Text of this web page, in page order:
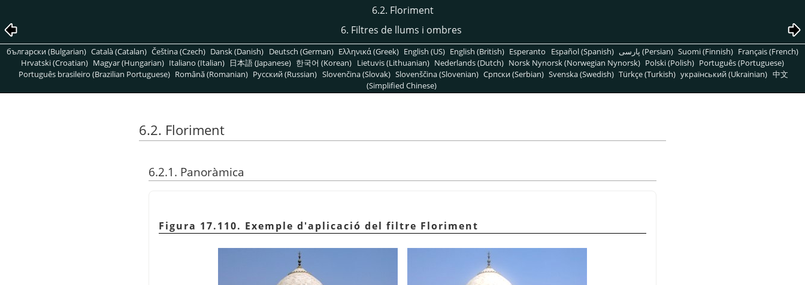
6.2. Floriment
6. Filtres de llums i ombres
български (Bulgarian) Català (Catalan) Čeština (Czech) Dansk (Danish) Deutsch (German) Ελληνικά (Greek) English (US) English (British) Esperanto Español (Spanish) پارسی (Persian) Suomi (Finnish) Français (French)
Hrvatski (Croatian) Magyar (Hungarian) Italiano (Italian) 日本語 (Japanese) 한국어 (Korean) Lietuvis (Lithuanian) Nederlands (Dutch) Norsk Nynorsk (Norwegian Nynorsk) Polski (Polish) Português (Portuguese)
Português brasileiro (Brazilian Portuguese) Română (Romanian) Pусский (Russian) Slovenčina (Slovak) Slovenščina (Slovenian) Српски (Serbian) Svenska (Swedish) Türkçe (Turkish) український (Ukrainian) 中文
(Simplified Chinese)
6.2. Floriment
6.2.1. Panoràmica
Figura 17.110. Exemple d'aplicació del filtre Floriment